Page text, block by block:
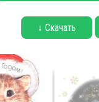
↓ Скачать